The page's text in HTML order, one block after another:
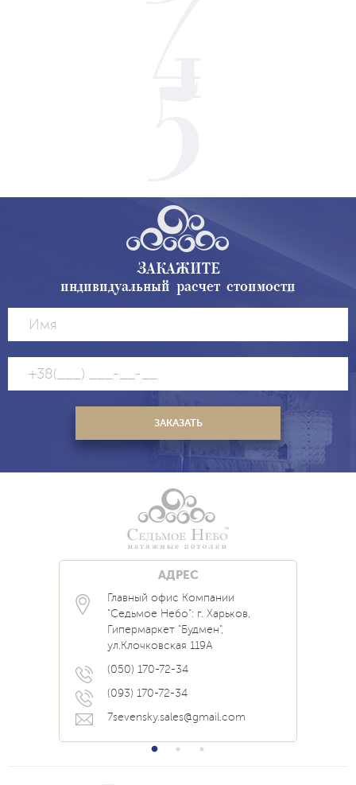
ЗАКАЖИТЕ
индивидуальный расчет стоимости
АДРЕС
Главный офис Компании
"Седьмое Небо": г. Харьков,
Гипермаркет "Будмен",
ул.Клочковская 119А
(050) 170-72-34
(093) 170-72-34
7sevensky.sales@gmail.com
Каталог
Услуги
Блог
Новости
Акции
Контакты